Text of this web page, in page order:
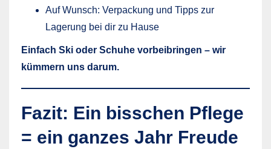
Auf Wunsch: Verpackung und Tipps zur
Lagerung bei dir zu Hause
Einfach Ski oder Schuhe vorbeibringen – wir
kümmern uns darum.
Fazit: Ein bisschen Pflege
= ein ganzes Jahr Freude